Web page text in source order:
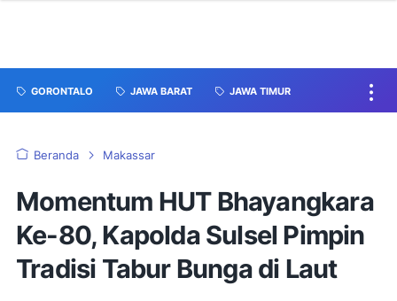
GORONTALO JAWA BARAT JAWA TIMUR
Beranda Makassar
Momentum HUT Bhayangkara
Ke-80, Kapolda Sulsel Pimpin
Tradisi Tabur Bunga di Laut